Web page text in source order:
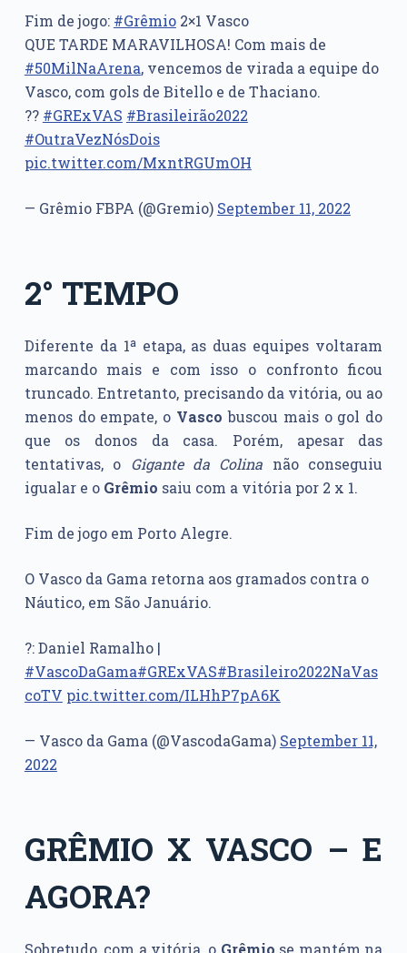
Fim de jogo: #Grêmio2×1 Vasco
QUE TARDE MARAVILHOSA! Com mais de
#50MilNaArena, vencemos de virada a equipe do
Vasco, com gols de Bitello e de Thaciano.
?? #GRExVAS #Brasileirão2022
#OutraVezNósDois
pic.twitter.com/MxntRGUmOH
— Grêmio FBPA (@Gremio) September 11, 2022
2° TEMPO
Diferente da 1ª etapa, as duas equipes voltaram
marcando mais e com isso o confronto ficou
truncado. Entretanto, precisando da vitória, ou ao
menos do empate, o Vasco buscou mais o gol do
que os donos da casa. Porém, apesar das
tentativas, o Gigante da Colina não conseguiu
igualar e o Grêmio saiu com a vitória por 2 x 1.
Fim de jogo em Porto Alegre.
O Vasco da Gama retorna aos gramados contra o
Náutico, em São Januário.
?: Daniel Ramalho |
#VascoDaGama#GRExVAS#Brasileiro2022NaVas
coTV pic.twitter.com/ILHhP7pA6K
— Vasco da Gama (@VascodaGama) September 11,
2022
GRÊMIO X VASCO – E
AGORA?
Sobretudo, com a vitória, o Grêmio se mantém na